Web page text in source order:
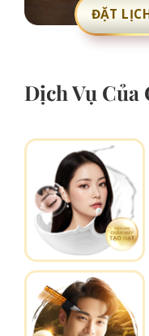
Dịch Vụ Của